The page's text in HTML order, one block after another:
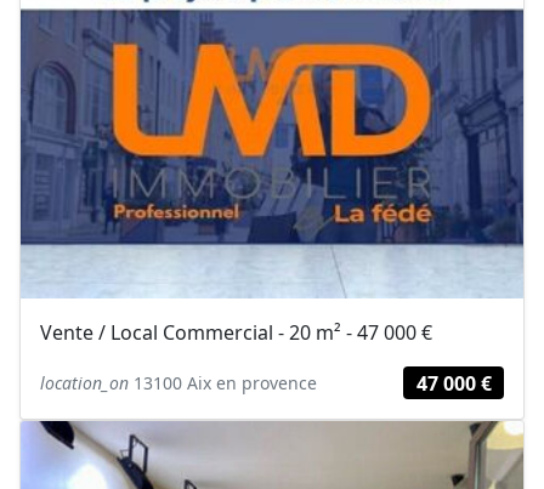
Vente / Local Commercial - 20 m² - 47 000 €
location_on 13100 Aix en provence 47 000 €